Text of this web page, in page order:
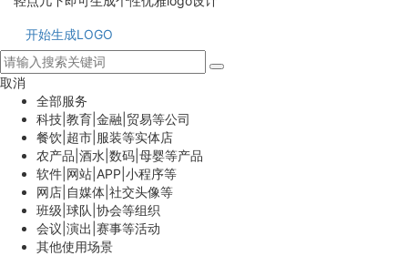
开始生成LOGO
取消
全部服务
科技|教育|金融|贸易等公司
餐饮|超市|服装等实体店
农产品|酒水|数码|母婴等产品
软件|网站|APP|小程序等
网店|自媒体|社交头像等
班级|球队|协会等组织
会议|演出|赛事等活动
其他使用场景